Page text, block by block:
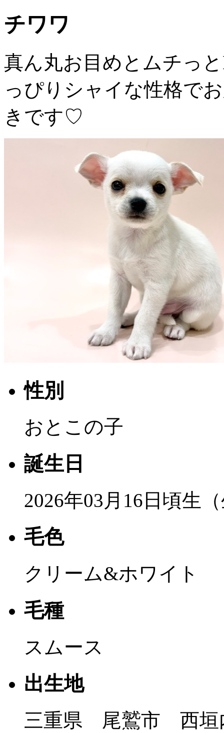
チワワ
真ん丸お目めとムチっ
っぴりシャイな性格で
きです♡
性別
おとこの子
誕生日
2026年03月16日頃生
毛色
クリーム&ホワイト
毛種
スムース
出生地
三重県 尾鷲市 西垣